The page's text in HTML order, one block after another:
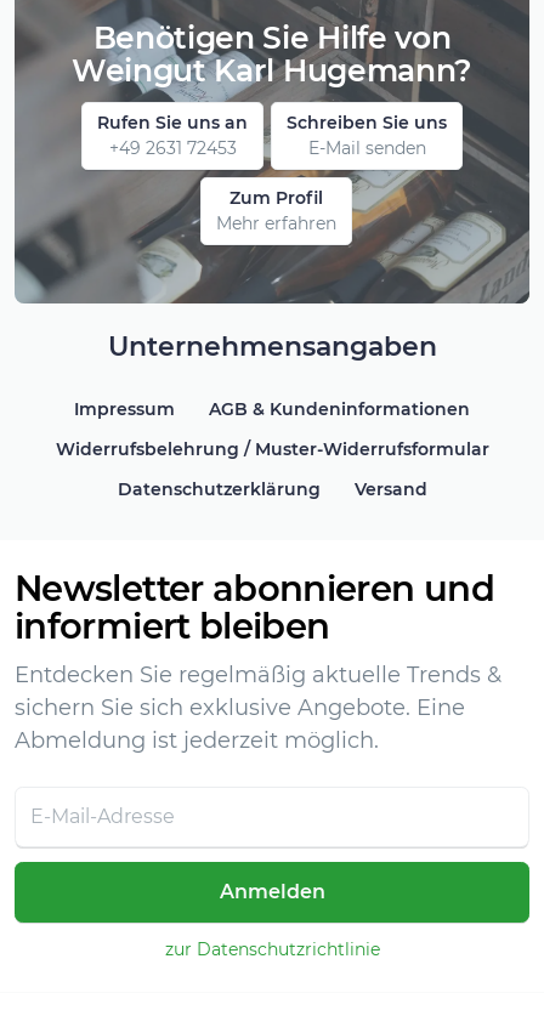
Benötigen Sie Hilfe von
Weingut Karl Hugemann?
Rufen Sie uns an
+49 2631 72453
Schreiben Sie uns
E-Mail senden
Zum Profil
Mehr erfahren
Unternehmensangaben
Impressum
AGB & Kundeninformationen
Widerrufsbelehrung / Muster-Widerrufsformular
Datenschutzerklärung
Versand
Newsletter abonnieren und
informiert bleiben
Entdecken Sie regelmäßig aktuelle Trends &
sichern Sie sich exklusive Angebote. Eine
Abmeldung ist jederzeit möglich.
Anmelden
zur Datenschutzrichtlinie